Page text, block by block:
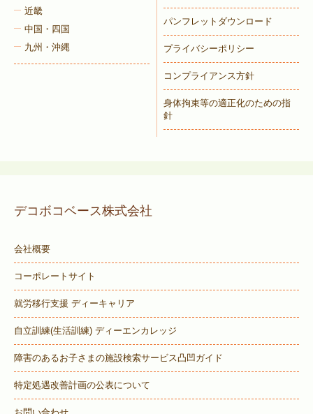
近畿
中国・四国
九州・沖縄
パンフレットダウンロード
プライバシーポリシー
コンプライアンス方針
身体拘束等の適正化のための指
針
デコボコベース株式会社
会社概要
コーポレートサイト
就労移行支援 ディーキャリア
自立訓練(生活訓練) ディーエンカレッジ
障害のあるお子さまの施設検索サービス凸凹ガイド
特定処遇改善計画の公表について